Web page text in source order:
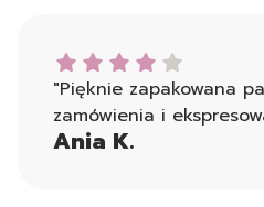
Ania K. dał ocenę: 4
"Pięknie zapakowana
zamówienia i
Ania K.